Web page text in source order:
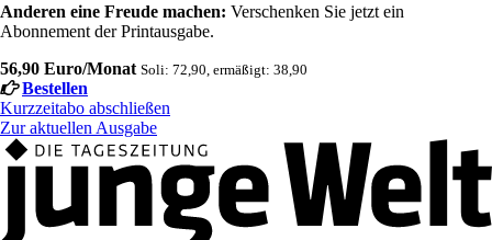
Anderen eine Freude machen: Verschenken Sie jetzt ein
Abonnement der Printausgabe.
56,90 Euro/Monat Soli: 72,90, ermäßigt: 38,90
Bestellen
Kurzzeitabo abschließen
Zur aktuellen Ausgabe